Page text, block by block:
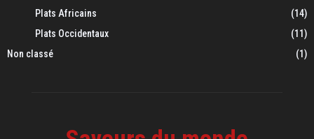
Plats Africains
(14)
Plats Occidentaux
(11)
Non classé
(1)